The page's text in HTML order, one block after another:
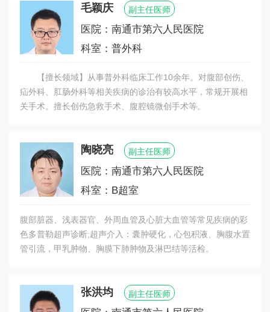
毛颖庆 副主任医师
医院：南通市第六人民医院
科室：普外科
【擅长领域】从事普外科临床工作10余年。对腹部创伤、
疝外科、肛肠外科等相关疾病的诊治有较高水平，常规开展相
关手术。擅长创伤急救手术、腹腔镜微创手术等。
陶晓亮 副主任医师
医院：南通市第六人民医院
科室：B超室
腹部脏器、浅表器官、外周血管及心脏大血管等常见疾病的彩
色多普勒超声诊断;超声介入：囊肿硬化，心包积液、胸腹水置
管引流，甲乳肿物、胸膜下肺肿物及淋巴结等活检。
张洪均 副主任医师